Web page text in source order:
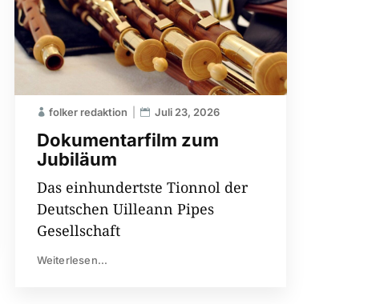
Dokumentarfilm zum
Jubiläum
folker redaktion Juli 23, 2026
Das einhundertste Tionnol der
Deutschen Uilleann Pipes
Gesellschaft
Weiterlesen...